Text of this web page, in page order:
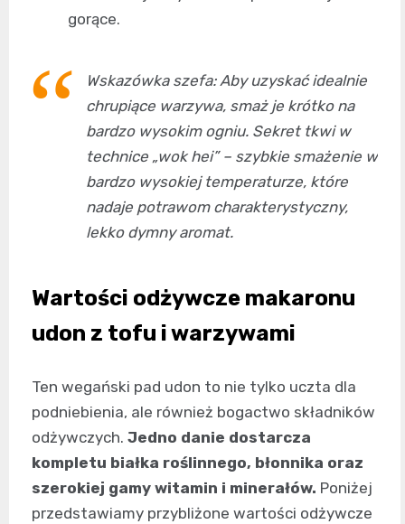
gorące.
Wskazówka szefa: Aby uzyskać idealnie
chrupiące warzywa, smaż je krótko na
bardzo wysokim ogniu. Sekret tkwi w
technice „wok hei” – szybkie smażenie w
bardzo wysokiej temperaturze, które
nadaje potrawom charakterystyczny,
lekko dymny aromat.
Wartości odżywcze makaronu
udon z tofu i warzywami
Ten wegański pad udon to nie tylko uczta dla
podniebienia, ale również bogactwo składników
odżywczych. Jedno danie dostarcza
kompletu białka roślinnego, błonnika oraz
szerokiej gamy witamin i minerałów. Poniżej
przedstawiamy przybliżone wartości odżywcze